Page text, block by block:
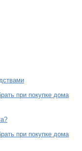
при покупке дома
при покупке дома